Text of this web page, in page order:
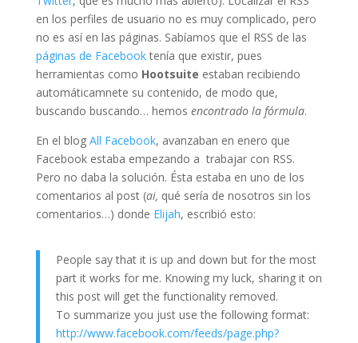
en los perfiles de usuario no es muy complicado, pero
no es así en las páginas. Sabíamos que el RSS de las
páginas de Facebooktenía que existir, pues
herramientas como Hootsuite estaban recibiendo
automáticamnete su contenido, de modo que,
buscando buscando… hemos encontrado la fórmula.
En el blog All Facebook, avanzaban en enero que
Facebook estaba empezando a trabajar con RSS.
Pero no daba la solución. Ésta estaba en uno de los
comentarios al post (ai, qué sería de nosotros sin los
comentarios…) donde Elijah, escribió esto:
People say that it is up and down but for the most
part it works for me. Knowing my luck, sharing it on
this post will get the functionality removed.
To summarize you just use the following format:
http://www.facebook.com/feeds/page.php?